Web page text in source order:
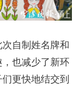
自制姓名牌和
也减少了新环
更快地结交到